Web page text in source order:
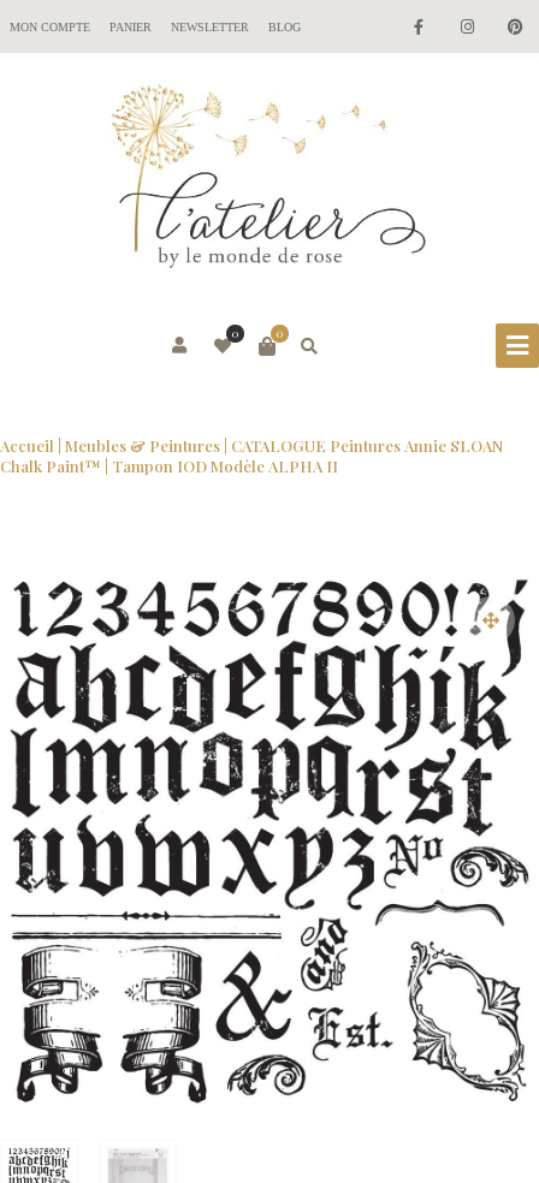
MON COMPTE PANIER NEWSLETTER BLOG
0
0
Accueil Meubles & Peintures CATALOGUE Peintures Annie SLOAN
Chalk Paint™ | Tampon IOD Modèle ALPHA II